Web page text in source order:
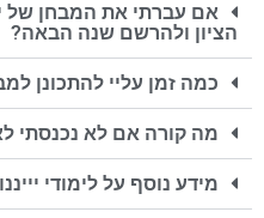
אם עברתי את המבחן של
הציון ולהרשם שנה הבאה?
כמה זמן עליי להתכונן
מה קורה אם לא נכנסתי
מידע נוסף על לימודי